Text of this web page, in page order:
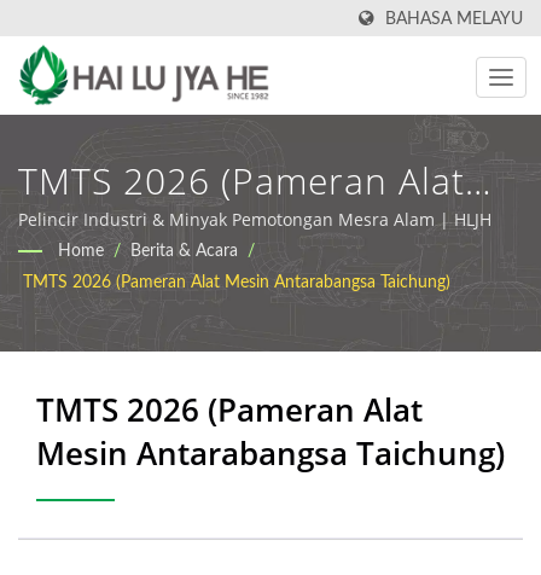
BAHASA MELAYU
TMTS 2026 (Pameran Alat
Mesin Antarabangsa
Taichung) | Pengeluar
Minyak Pemotong & Pelincir
Pelincir Industri & Minyak Pemotongan Mesra Alam | HLJH
Home / Berita & Acara
/
TMTS 2026 (Pameran Alat Mesin Antarabangsa Taichung)
TMTS 2026 (Pameran Alat
Mesin Antarabangsa Taichung)